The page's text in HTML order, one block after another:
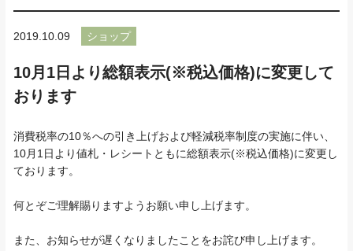
2019.10.09 ショップ
10月1日より総額表示(※税込価格)に変更して
おります
消費税率の10％への引き上げおよび軽減税率制度の実施に伴い、
10月1日より値札・レシートともに総額表示(※税込価格)に変更し
ております。
何とぞご理解賜りますようお願い申し上げます。
また、お知らせが遅くなりましたことをお詫び申し上げます。